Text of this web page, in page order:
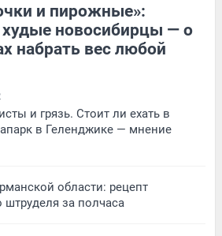
и пирожные»:
новосибирцы — о
набрать вес любой
и грязь. Стоит ли ехать в
в Геленджике — мнение
области: рецепт
штруделя за полчаса